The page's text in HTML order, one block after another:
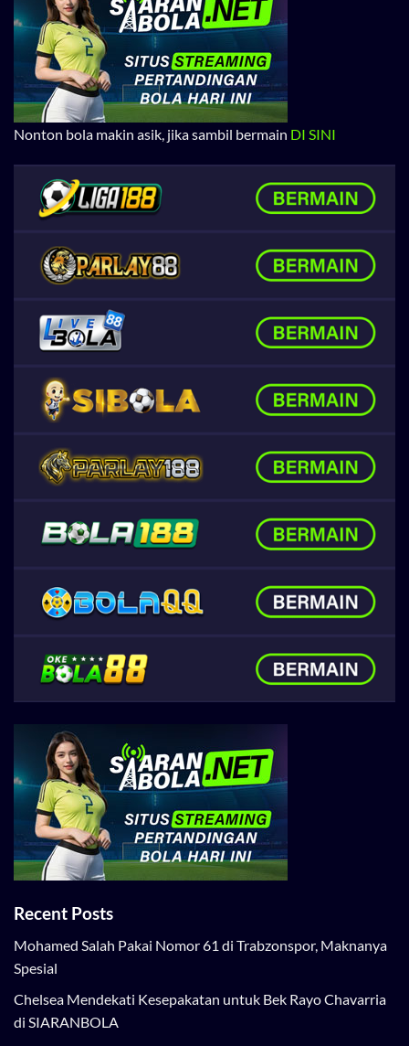
Nonton bola makin asik, jika sambil bermain DI SINI
Recent Posts
Mohamed Salah Pakai Nomor 61 di Trabzonspor, Maknanya
Spesial
Chelsea Mendekati Kesepakatan untuk Bek Rayo Chavarria
di SIARANBOLA